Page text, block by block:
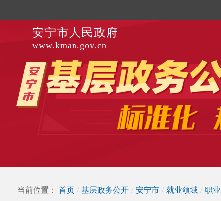
安宁市人民政府
www.kman.gov.cn
当前位置： 首页 / 基层政务公开 / 安宁市 / 就业领域 / 职